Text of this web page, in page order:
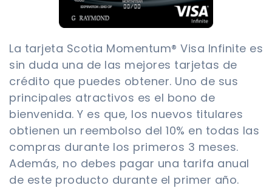
La tarjeta Scotia Momentum® Visa Infinite es
sin duda una de las mejores tarjetas de
crédito que puedes obtener. Uno de sus
principales atractivos es el bono de
bienvenida. Y es que, los nuevos titulares
obtienen un reembolso del 10% en todas las
compras durante los primeros 3 meses.
Además, no debes pagar una tarifa anual
de este producto durante el primer año.